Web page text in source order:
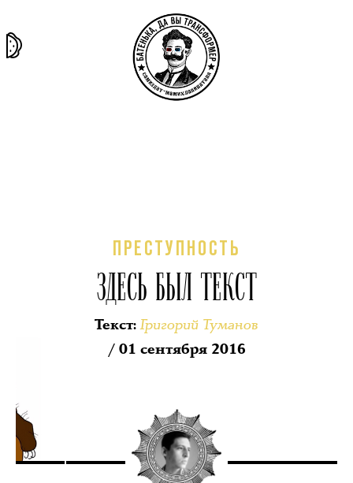
ПРЕСТУПНОСТЬ
ЗДЕСЬ БЫЛ ТЕКСТ
Текст:Григорий Туманов
/ 01 сентября 2016